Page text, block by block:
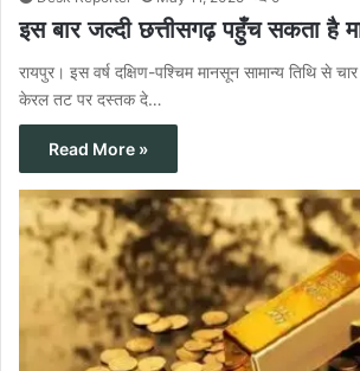
इस बार जल्दी छत्तीसगढ़ पहुँच सकता है
रायपुर। इस वर्ष दक्षिण-पश्चिम मानसून सामान्य तिथि से
केरल तट पर दस्तक दे…
Read More »